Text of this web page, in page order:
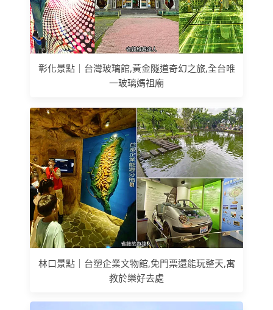
彰化景點｜台灣玻璃館,黃金隧道奇幻之旅,全台唯
一玻璃媽祖廟
林口景點｜台塑企業文物館,免門票還能玩整天,寓
教於樂好去處